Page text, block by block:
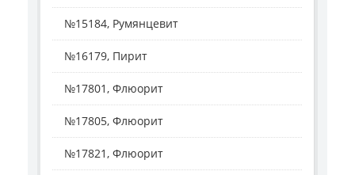
№15184, Румянцевит
№16179, Пирит
№17801, Флюорит
№17805, Флюорит
№17821, Флюорит